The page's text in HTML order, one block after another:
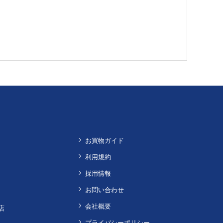
お買物ガイド
利用規約
採用情報
お問い合わせ
会社概要